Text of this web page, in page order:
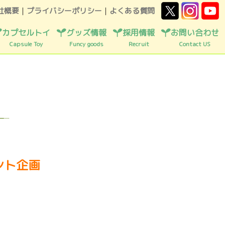
カプセルトイ
Capsule Toy
グッズ情報
Funcy goods
採用情報
Recruit
お問い合わせ
Contact US
概要 ｜ プライバシーポリシー ｜ よくある質問
企画